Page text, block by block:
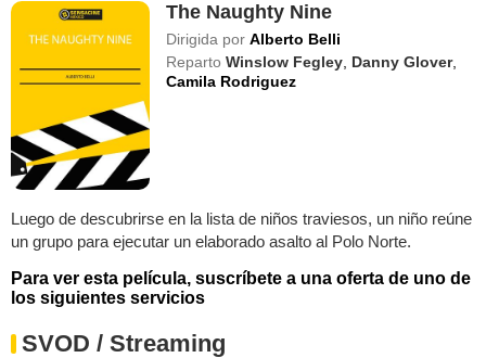
The Naughty Nine
Dirigida por Alberto Belli
Reparto Winslow Fegley Danny Glover,
Camila Rodriguez
Luego de descubrirse en la lista de niños traviesos, un niño reúne
un grupo para ejecutar un elaborado asalto al Polo Norte.
Para ver esta película, suscríbete a una oferta de uno de
los siguientes servicios
SVOD / Streaming